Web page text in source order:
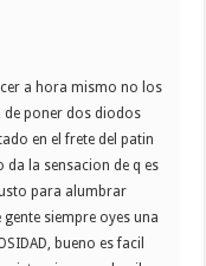
a hora mismo no los
de poner dos diodos
en el frete del patin
la sensacion de q es
para alumbrar
siempre oyes una
bueno es facil